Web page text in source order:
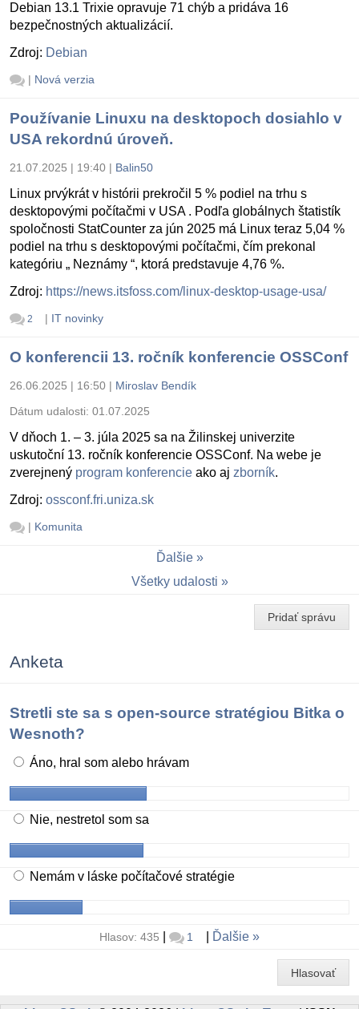
Debian 13.1 Trixie opravuje 71 chýb a pridáva 16
bezpečnostných aktualizácií.
Zdroj: Debian
| Nová verzia
Používanie Linuxu na desktopoch dosiahlo v
USA rekordnú úroveň.
21.07.2025 | 19:40 | Balin50
Linux prvýkrát v histórii prekročil 5 % podiel na trhu s
desktopovými počítačmi v USA . Podľa globálnych štatistík
spoločnosti StatCounter za jún 2025 má Linux teraz 5,04 %
podiel na trhu s desktopovými počítačmi, čím prekonal
kategóriu „ Neznámy “, ktorá predstavuje 4,76 %.
Zdroj: https://news.itsfoss.com/linux-desktop-usage-usa/
2 | IT novinky
O konferencii 13. ročník konferencie OSSConf
26.06.2025 | 16:50 | Miroslav Bendík
Dátum udalosti: 01.07.2025
V dňoch 1. – 3. júla 2025 sa na Žilinskej univerzite
uskutoční 13. ročník konferencie OSSConf. Na webe je
zverejnený program konferencie ako aj zborník.
Zdroj: ossconf.fri.uniza.sk
| Komunita
Ďalšie
Všetky udalosti
Pridať správu
Anketa
Stretli ste sa s open-source stratégiou Bitka o
Wesnoth?
Áno, hral som alebo hrávam
Nie, nestretol som sa
Nemám v láske počítačové stratégie
Hlasov: 435 1 Ďalšie
Hlasovať